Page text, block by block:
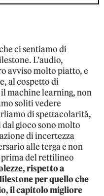
ci sentiamo di
L’audio,
avviso molto piatto, e
al cospetto di
machine learning, non
soliti vedere
di spettacolarità,
gioco sono molto
di incertezza
alle terga e non
del rettilineo
rispetto a
per quello che
il capitolo migliore